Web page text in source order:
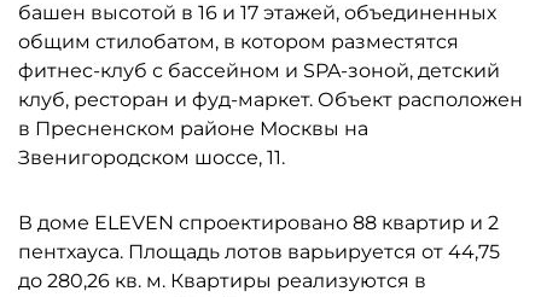
башен высотой в 16 и 17 этажей, объединенных
общим стилобатом, в котором разместятся
фитнес-клуб с бассейном и SPA-зоной, детский
клуб, ресторан и фуд-маркет. Объект расположен
в Пресненском районе Москвы на
Звенигородском шоссе, 11.
В доме ELEVEN спроектировано 88 квартир и 2
пентхауса. Площадь лотов варьируется от 44,75
до 280,26 кв. м. Квартиры реализуются в